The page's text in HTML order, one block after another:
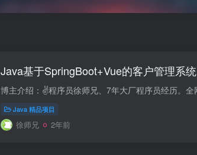
Java基于SpringBoot+Vue的客户管理系统
Java 精品项目
徐师兄 2年前